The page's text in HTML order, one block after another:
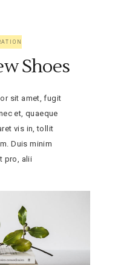
Shoes
sit amet, fugit
et, quaeque
vis in, tollit
Duis minim
pro, alii